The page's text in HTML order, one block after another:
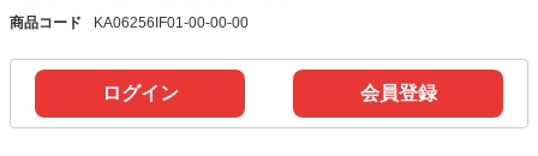
商品コード
KA06256IF01-00-00-00
ログイン 会員登録